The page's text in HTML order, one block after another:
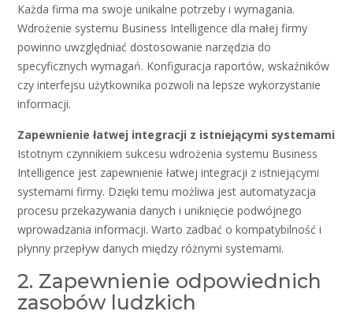
Każda firma ma swoje unikalne potrzeby i wymagania.
Wdrożenie systemu Business Intelligence dla małej firmy
powinno uwzględniać dostosowanie narzędzia do
specyficznych wymagań. Konfiguracja raportów, wskaźników
czy interfejsu użytkownika pozwoli na lepsze wykorzystanie
informacji.
Zapewnienie łatwej integracji z istniejącymi systemami
Istotnym czynnikiem sukcesu wdrożenia systemu Business
Intelligence jest zapewnienie łatwej integracji z istniejącymi
systemami firmy. Dzięki temu możliwa jest automatyzacja
procesu przekazywania danych i uniknięcie podwójnego
wprowadzania informacji. Warto zadbać o kompatybilność i
płynny przepływ danych między różnymi systemami.
2. Zapewnienie odpowiednich
zasobów ludzkich